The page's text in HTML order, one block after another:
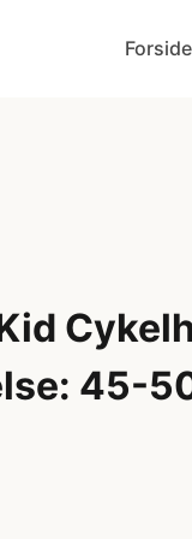
Forside
45-